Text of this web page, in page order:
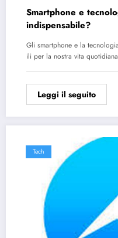
Smartphone e
indispensabile?
Gli smartphone e la
ili per la nostra vita
Leggi il seguito
Tech